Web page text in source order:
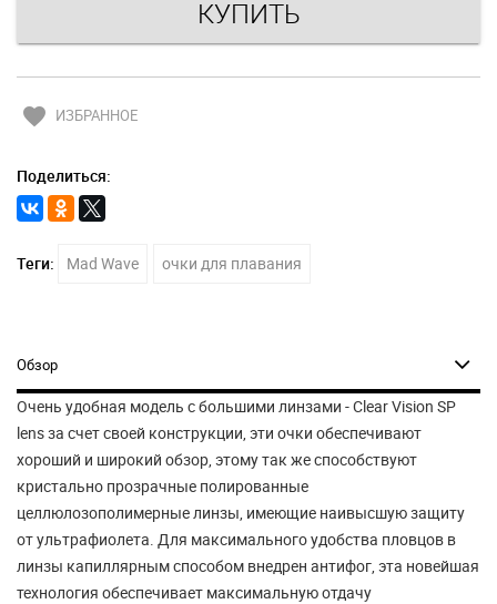
favorite ИЗБРАННОЕ
Поделиться:
Теги: Mad Wave очки для плавания
Обзор
Очень удобная модель с большими линзами - Clear Vision SP
lens за счет своей конструкции, эти очки обеспечивают
хороший и широкий обзор, этому так же способствуют
кристально прозрачные полированные
целлюлозополимерные линзы, имеющие наивысшую защиту
от ультрафиолета. Для максимального удобства пловцов в
линзы капиллярным способом внедрен антифог, эта новейшая
технология обеспечивает максимальную отдачу